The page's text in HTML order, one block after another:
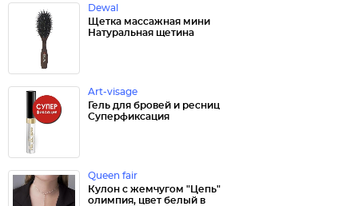
Dewal
Щетка массажная мини
Натуральная щетина
Art-visage
Гель для бровей и ресниц
Суперфиксация
Queen fair
Кулон с жемчугом "Цепь"
олимпия, цвет белый в